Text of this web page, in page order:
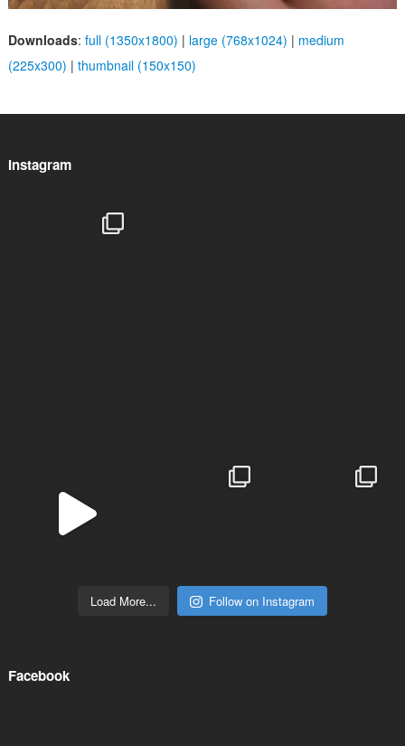
Downloads: full (1350x1800) | large (768x1024) | medium
(225x300) | thumbnail (150x150)
Instagram
Load More... Follow on Instagram
Facebook